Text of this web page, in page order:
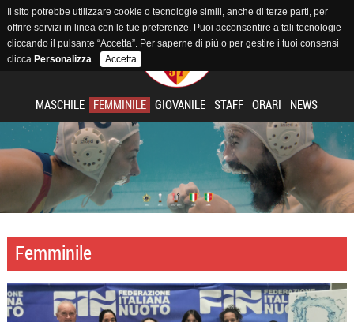
MASCHILE FEMMINILE GIOVANILE STAFF ORARI NEWS
Femminile
Il sito potrebbe utilizzare cookie o tecnologie simili, anche di terze parti, per
offrire servizi in linea con le tue preferenze. Puoi acconsentire a tali tecnologie
cliccando il pulsante “Accetta”. Per saperne di più o per gestire i tuoi consensi
clicca Personalizza. Accetta